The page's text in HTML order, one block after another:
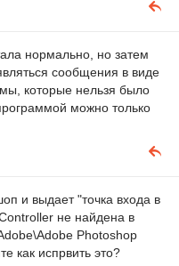
нормально, но затем
сообщения в виде
которые нельзя было
можно только
и выдает "точка входа в
не найдена в
Photoshop
как испрвить это?